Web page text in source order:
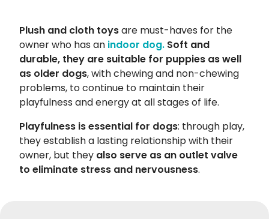
Plush and cloth toysare must-haves for the
owner who has an indoor dog. Soft and
durable, they are suitable for puppies as well
as older dogs, with chewing and non-chewing
problems, to continue to maintain their
playfulness and energy at all stages of life.
Playfulness is essential for dogs: through play,
they establish a lasting relationship with their
owner, but they also serve as an outlet valve
to eliminate stress and nervousness.